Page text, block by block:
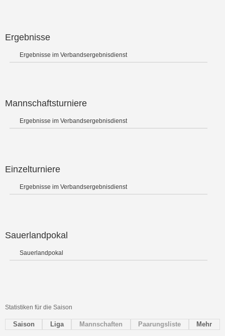
Ergebnisse
Ergebnisse im Verbandsergebnisdienst
Mannschaftsturniere
Ergebnisse im Verbandsergebnisdienst
Einzelturniere
Ergebnisse im Verbandsergebnisdienst
Sauerlandpokal
Sauerlandpokal
Statistiken für die Saison
Saison Liga Mannschaften Paarungsliste Mehr